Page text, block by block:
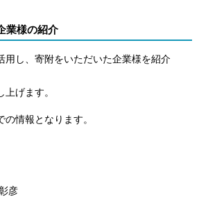
業様の紹介
用し、寄附をいただいた企業様を紹介
げます。
情報となります。
彦